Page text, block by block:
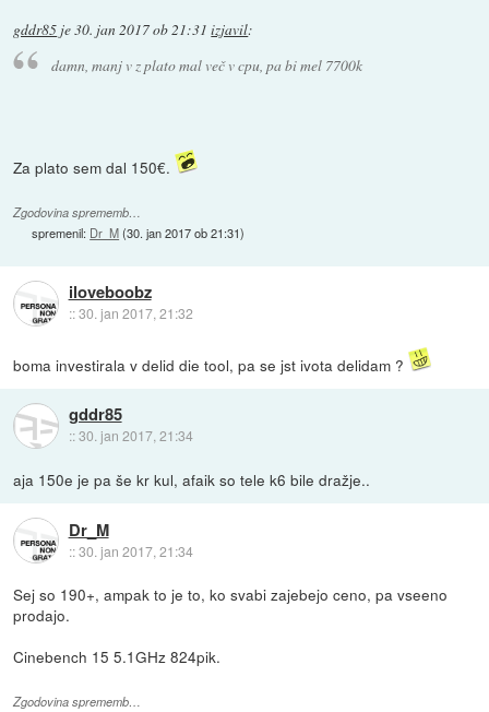
gddr85 je30. jan 2017 ob 21:31 izjavil:
damn, manj v z plato mal več v cpu, pa bi mel 7700k
Za plato sem dal 150€.
Zgodovina sprememb…
spremenil: Dr_M(30. jan 2017 ob 21:31)
iloveboobz
::30. jan 2017, 21:32
boma investirala v delid die tool, pa se jst ivota delidam ?
gddr85
::30. jan 2017, 21:34
aja 150e je pa še kr kul, afaik so tele k6 bile dražje..
Dr_M
::30. jan 2017, 21:34
Sej so 190+, ampak to je to, ko svabi zajebejo ceno, pa vseeno
prodajo.
Cinebench 15 5.1GHz 824pik.
Zgodovina sprememb…